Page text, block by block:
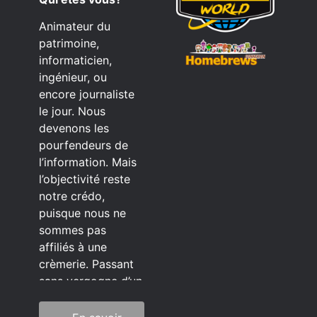
Animateur du
patrimoine,
informaticien,
ingénieur, ou
encore journaliste
le jour. Nous
devenons les
pourfendeurs de
l’information. Mais
l’objectivité reste
notre crédo,
puisque nous ne
sommes pas
affiliés à une
crèmerie. Passant
sans vergogne d’un
éditeur à l’autre.